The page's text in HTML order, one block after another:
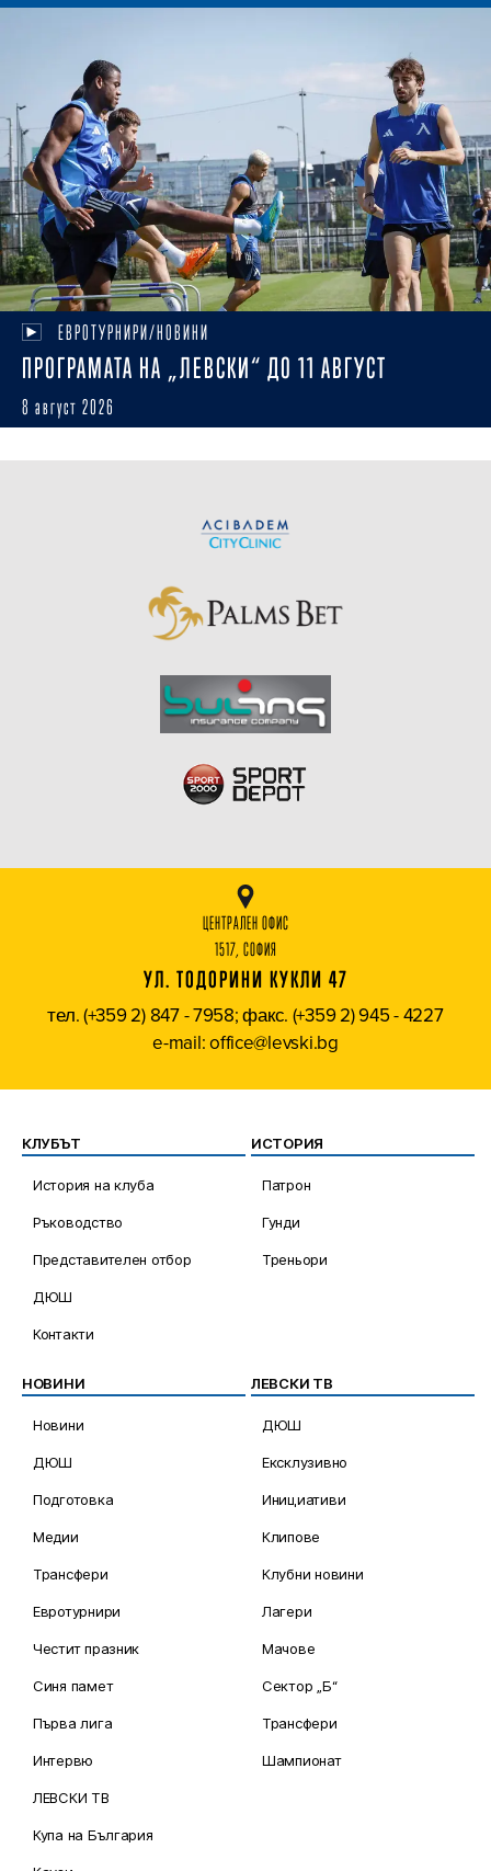
ЕВРОТУРНИРИ/НОВИНИ
ПРОГРАМАТА НА „ЛЕВСКИ“ ДО 11 АВГУСТ
8 август 2026
ЦЕНТРАЛЕН ОФИС
1517, СОФИЯ
УЛ. ТОДОРИНИ КУКЛИ 47
тел. (+359 2) 847 - 7958; факс. (+359 2) 945 - 4227
e-mail: office@levski.bg
КЛУБЪТ
История на клуба
Ръководство
Представителен отбор
ДЮШ
Контакти
ИСТОРИЯ
Патрон
Гунди
Треньори
НОВИНИ
Новини
ДЮШ
Подготовка
Медии
Трансфери
Евротурнири
Честит празник
Синя памет
Първа лига
Интервю
ЛЕВСКИ ТВ
Купа на България
ЛЕВСКИ ТВ
ДЮШ
Ексклузивно
Инициативи
Клипове
Клубни новини
Лагери
Мачове
Сектор „Б“
Трансфери
Шампионат